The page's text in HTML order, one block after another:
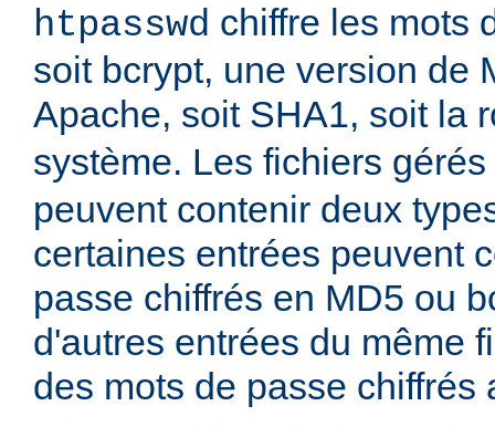
htpasswd chiffre les mots
soit bcrypt, une version de
Apache, soit SHA1, soit la
système. Les fichiers
peuvent contenir deux
certaines entrées peuvent
passe chiffrés en MD5 ou
d'autres entrées du même
des mots de passe chiffrés